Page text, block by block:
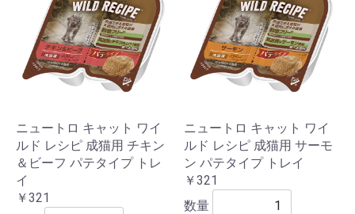
ニュートロ キャット ワイ
ルド レシピ 成猫用 チキン
＆ビーフ パテタイプ トレ
イ
￥321
ニュートロ キャット ワイ
ルド レシピ 成猫用 サーモ
ン パテタイプ トレイ
￥321
数量